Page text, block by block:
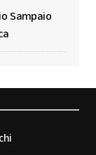
Sampaio